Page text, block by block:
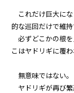
これだけ巨大に
的な巡回だけで維
必ずどこかの根
こはヤドリギに覆わ
無意味ではない。
ヤドリギが再び繁